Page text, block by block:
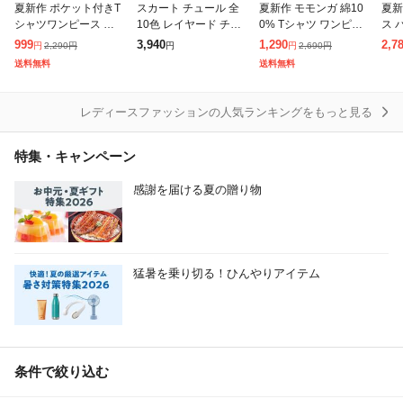
夏新作 ポケット付きT
シャツワンピース ワ
ンピース レディース
カットソー 半袖 無地
999円 2,290円
送料無料
スカート チュール 全
10色 レイヤード チュ
ールスカート ティア
3,940円
夏新作 モモンガ 綿10
0% Tシャツ ワンピー
ス 半袖 クルーネック
チュニック カットソ
1,290円 2,690円
送料無料
夏
ス
や
レディースファッションの人気ランキングをもっと見る
特集・キャンペーン
感謝を届ける夏の贈り物
猛暑を乗り切る！ひんやりアイテム
条件で絞り込む